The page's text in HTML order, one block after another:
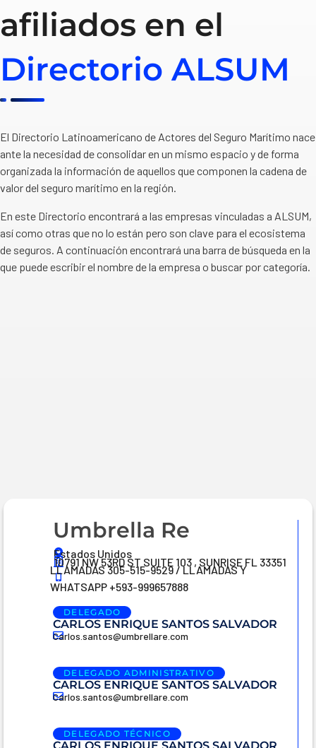
afiliados en el
Directorio ALSUM
El Directorio Latinoamericano de Actores del Seguro Marítimo nace
ante la necesidad de consolidar en un mismo espacio y de forma
organizada la información de aquellos que componen la cadena de
valor del seguro marítimo en la región.
En este Directorio encontrará a las empresas vinculadas a ALSUM,
así como otras que no lo están pero son clave para el ecosistema
de seguros. A continuación encontrará una barra de búsqueda en la
que puede escribir el nombre de la empresa o buscar por categoría.
Umbrella Re
Estados Unidos
10791 NW 53RD ST SUITE 103 , SUNRISE FL 33351
LLAMADAS 305-515-9529 / LLAMADAS Y
WHATSAPP +593-999657888
DELEGADO
CARLOS ENRIQUE SANTOS SALVADOR
Carlos.santos@umbrellare.com
DELEGADO ADMINISTRATIVO
CARLOS ENRIQUE SANTOS SALVADOR
Carlos.santos@umbrellare.com
DELEGADO TÉCNICO
CARLOS ENRIQUE SANTOS SALVADOR